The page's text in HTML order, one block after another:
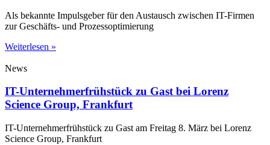
Als bekannte Impulsgeber für den Austausch zwischen IT-Firmen
zur Geschäfts- und Prozessoptimierung
Weiterlesen »
News
IT-Unternehmerfrühstück zu Gast bei Lorenz
Science Group, Frankfurt
IT-Unternehmerfrühstück zu Gast am Freitag 8. März bei Lorenz
Science Group, Frankfurt